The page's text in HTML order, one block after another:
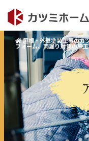
屋根・外壁塗装工事のカ
フォーム、雨漏り対策の施